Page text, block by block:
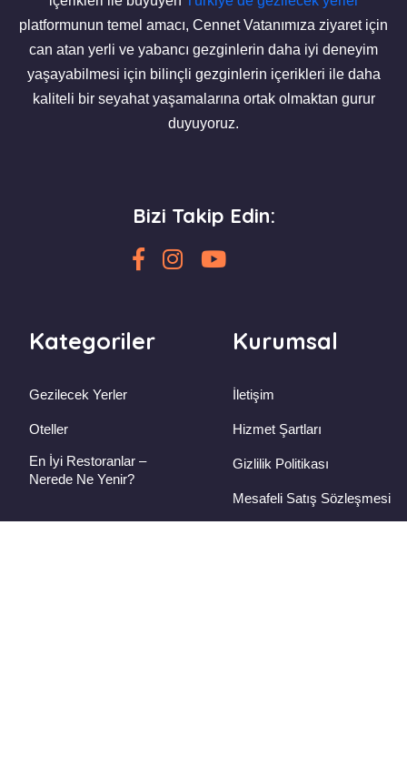
platformunun temel amacı, Cennet Vatanımıza ziyaret için
can atan yerli ve yabancı gezginlerin daha iyi deneyim
yaşayabilmesi için bilinçli gezginlerin içerikleri ile daha
kaliteli bir seyahat yaşamalarına ortak olmaktan gurur
duyuyoruz.
Bizi Takip Edin:
Kategoriler
Gezilecek Yerler
Oteller
En İyi Restoranlar –
Nerede Ne Yenir?
Kurumsal
İletişim
Hizmet Şartları
Gizlilik Politikası
Mesafeli Satış Sözleşmesi